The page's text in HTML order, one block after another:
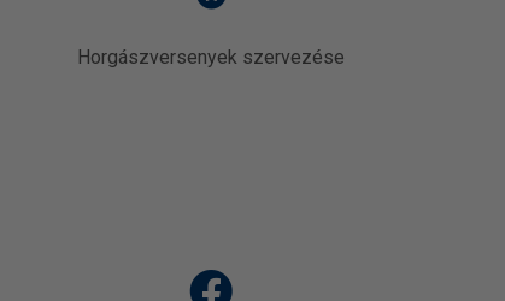
Horgászversenyek szervezése